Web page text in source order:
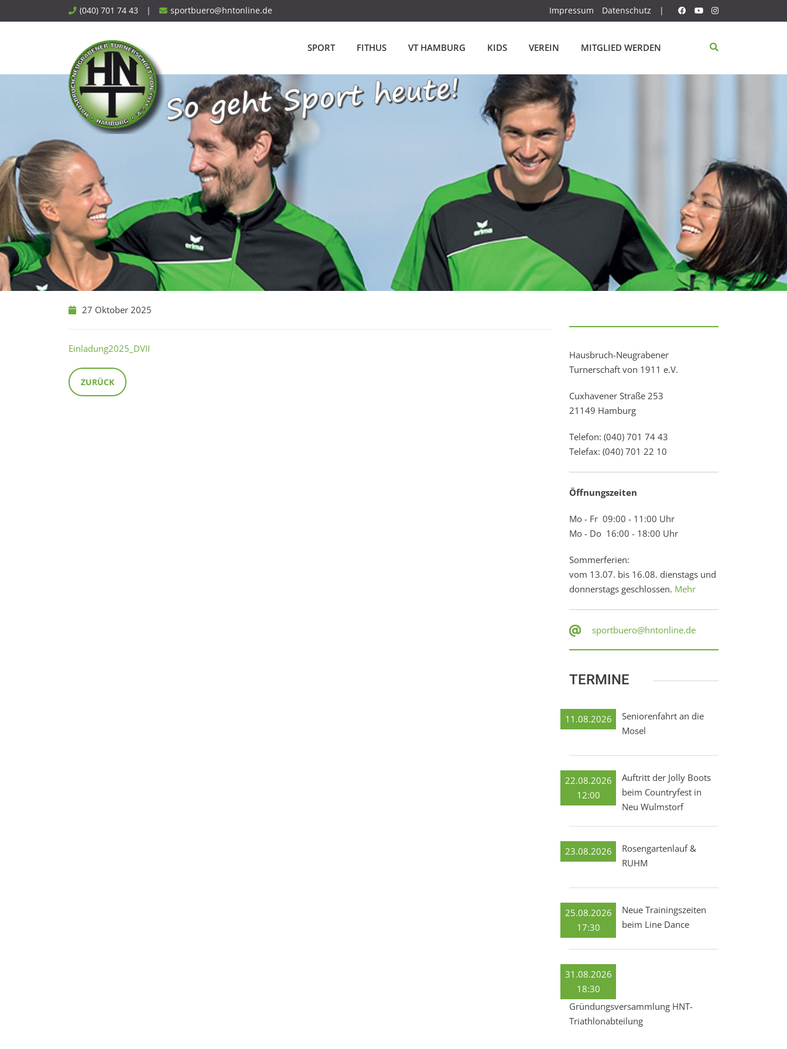
to
(040) 701 74 43 | sportbuero@hntonline.de Impressum Datenschutz |
SPORT FITHUS VT HAMBURG KIDS VEREIN MITGLIED WERDEN
27 Oktober 2025
Einladung2025_DVII
ZURÜCK
Hausbruch-Neugrabener
Turnerschaft von 1911 e.V.
Cuxhavener Straße 253
21149 Hamburg
Telefon: (040) 701 74 43
Telefax: (040) 701 22 10
Öffnungszeiten
Mo - Fr 09:00 - 11:00 Uhr
Mo - Do 16:00 - 18:00 Uhr
Sommerferien:
vom 13.07. bis 16.08. dienstags und
donnerstags geschlossen. Mehr
sportbuero@hntonline.de
TERMINE
11.08.2026
Seniorenfahrt an die
Mosel
22.08.2026
12:00
Auftritt der Jolly Boots
beim Countryfest in
Neu Wulmstorf
23.08.2026
Rosengartenlauf &
RUHM
25.08.2026
17:30
Neue Trainingszeiten
beim Line Dance
31.08.2026
18:30
Gründungsversammlung HNT-
Triathlonabteilung